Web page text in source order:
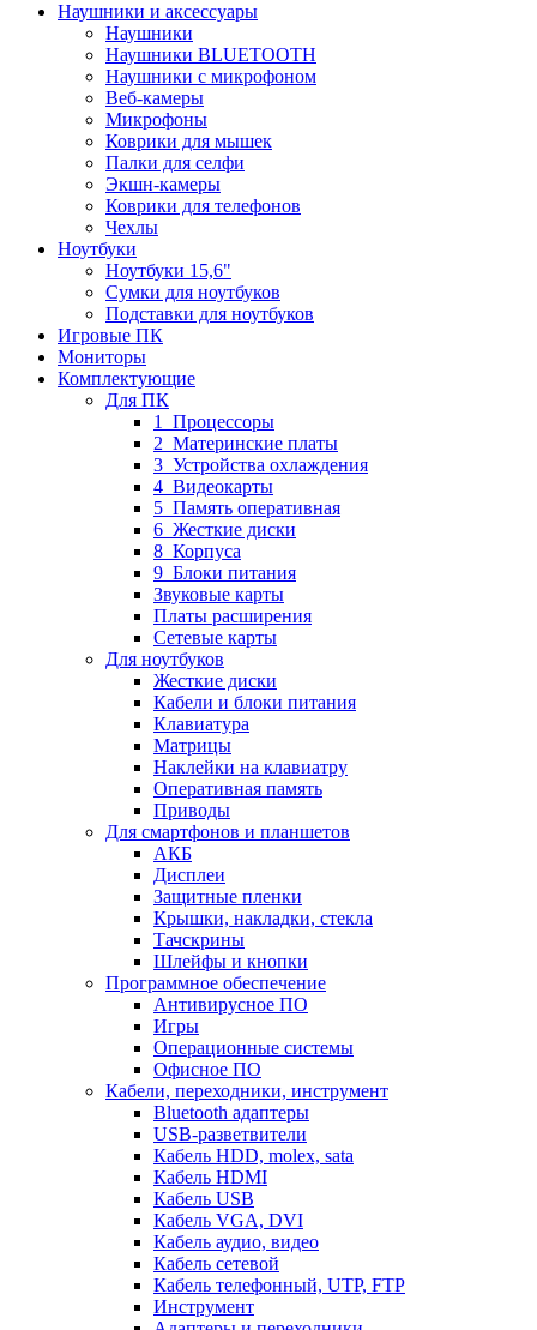
Наушники и аксессуары
Наушники
Наушники BLUETOOTH
Наушники с микрофоном
Веб-камеры
Микрофоны
Коврики для мышек
Палки для селфи
Экшн-камеры
Коврики для телефонов
Чехлы
Ноутбуки
Ноутбуки 15,6"
Сумки для ноутбуков
Подставки для ноутбуков
Игровые ПК
Мониторы
Комплектующие
Для ПК
1_Процессоры
2_Материнские платы
3_Устройства охлаждения
4_Видеокарты
5_Память оперативная
6_Жесткие диски
8_Корпуса
9_Блоки питания
Звуковые карты
Платы расширения
Сетевые карты
Для ноутбуков
Жесткие диски
Кабели и блоки питания
Клавиатура
Матрицы
Наклейки на клавиатру
Оперативная память
Приводы
Для смартфонов и планшетов
АКБ
Дисплеи
Защитные пленки
Крышки, накладки, стекла
Тачскрины
Шлейфы и кнопки
Программное обеспечение
Антивирусное ПО
Игры
Операционные системы
Офисное ПО
Кабели, переходники, инструмент
Bluetooth адаптеры
USB-разветвители
Кабель HDD, molex, sata
Кабель HDMI
Кабель USB
Кабель VGA, DVI
Кабель аудио, видео
Кабель сетевой
Кабель телефонный, UTP, FTP
Инструмент